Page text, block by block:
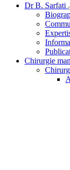
Dr B. Sarfati
Chirurgie